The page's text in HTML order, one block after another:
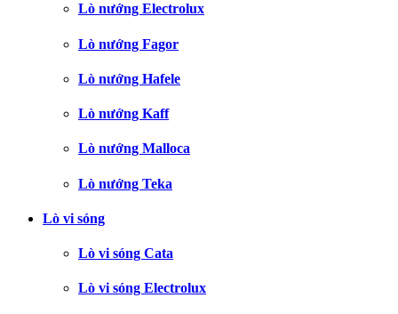
Lò nướng Electrolux
Lò nướng Fagor
Lò nướng Hafele
Lò nướng Kaff
Lò nướng Malloca
Lò nướng Teka
Lò vi sóng
Lò vi sóng Cata
Lò vi sóng Electrolux